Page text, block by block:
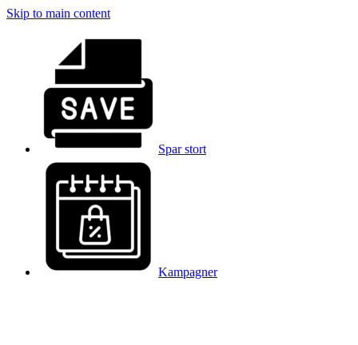
Skip to main content
Spar stort
Kampagner